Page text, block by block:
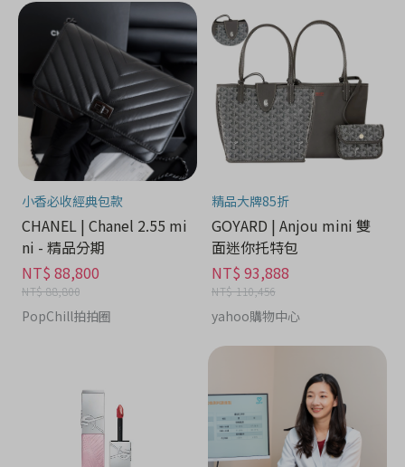
小香必收經典包款
CHANEL | Chanel 2.55 mi
ni - 精品分期
NT$ 88,800
NT$ 88,800
PopChill拍拍圈
精品大牌85折
GOYARD | Anjou mini 雙
面迷你托特包
NT$ 93,888
NT$ 110,456
yahoo購物中心